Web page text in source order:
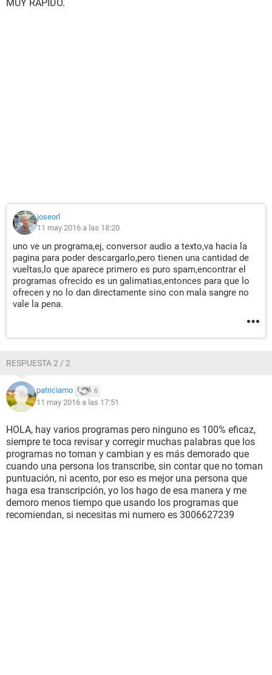
MUY RÁPIDO.
joseorl
11 may 2016 a las 18:20
uno ve un programa,ej, conversor audio a texto,va hacia la
pagina para poder descargarlo,pero tienen una cantidad de
vueltas,lo que aparece primero es puro spam,encontrar el
programas ofrecido es un galimatias,entonces para que lo
ofrecen y no lo dan directamente sino con mala sangre no
vale la pena.
RESPUESTA 2 / 2
patriciamo 6
11 may 2016 a las 17:51
HOLA, hay varios programas pero ninguno es 100% eficaz,
siempre te toca revisar y corregir muchas palabras que los
programas no toman y cambian y es más demorado que
cuando una persona los transcribe, sin contar que no toman
puntuación, ni acento, por eso es mejor una persona que
haga esa transcripción, yo los hago de esa manera y me
demoro menos tiempo que usando los programas que
recomiendan, si necesitas mi numero es 3006627239